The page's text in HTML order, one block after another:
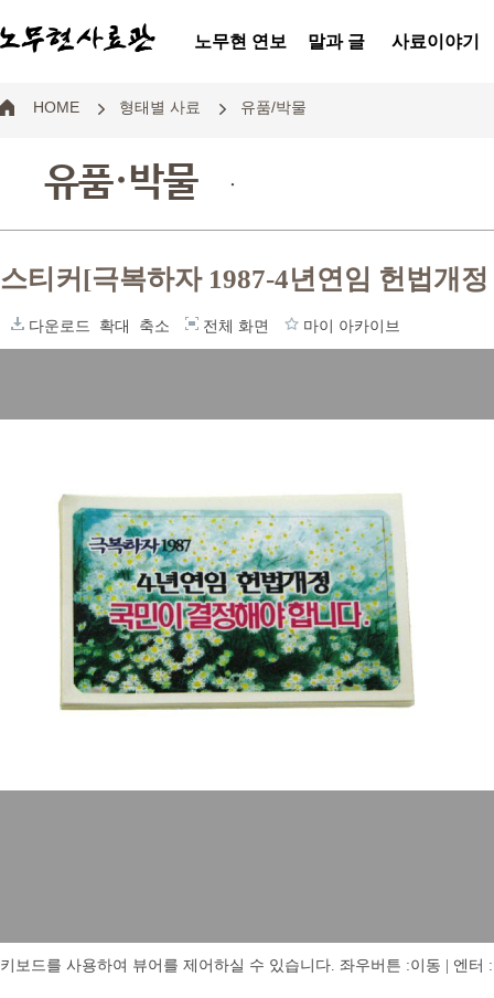
노무현 연보 말과 글 사료이야기
HOME 형태별 사료 유품/박물
유품·박물 .
스티커[극복하자 1987-4년연임 헌법개
다운로드 확대 축소 전체 화면 마이 아카이브
키보드를 사용하여 뷰어를 제어하실 수 있습니다. 좌우버튼 :이동 | 엔터